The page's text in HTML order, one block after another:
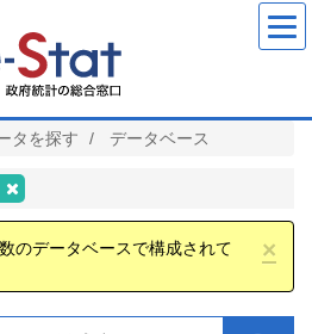
タを探す データベース
×
のデータベースで構成されて